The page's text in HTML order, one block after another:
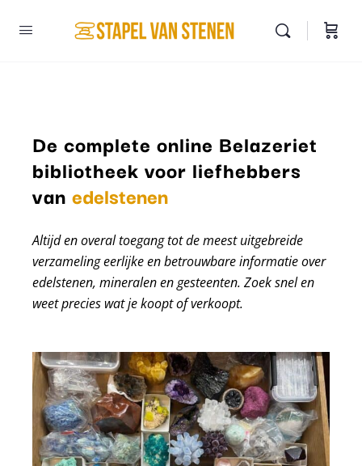
De complete online Belazeriet
bibliotheek voor liefhebbers
van edelstenen
mineralen
Altijd en overal toegang tot de meest uitgebreide
verzameling eerlijke en betrouwbare informatie over
edelstenen, mineralen en gesteenten. Zoek snel en
weet precies wat je koopt of verkoopt.